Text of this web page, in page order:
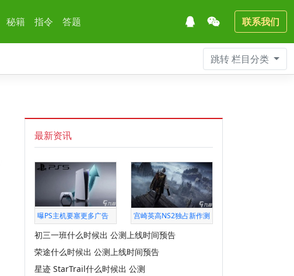
秘籍 指令 答题 联系我们
跳转栏目分类
最新资讯
曝PS主机要塞更多广告 宫崎英高NS2独占新作测
初三一班什么时候出 公测上线时间预告
荣途什么时候出 公测上线时间预告
星迹 StarTrail什么时候出 公测